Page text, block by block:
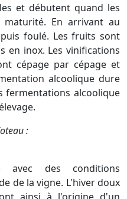
et débutent quand les
En arrivant au
foulé. Les fruits sont
en inox. Les vinifications
cépage par cépage et
alcoolique dure
fermentations alcoolique
:
avec des conditions
de la vigne. L'hiver doux